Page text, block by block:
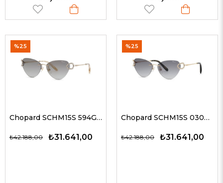
Chopard SCHM15S 594G 60 Kadın Güneş Gözlükleri
₺31.641,00
₺42.188,00
%25
Chopard SCHM15S 0300 60 Kadın Güneş Gözlükleri
₺31.641,00
₺42.188,00
%25